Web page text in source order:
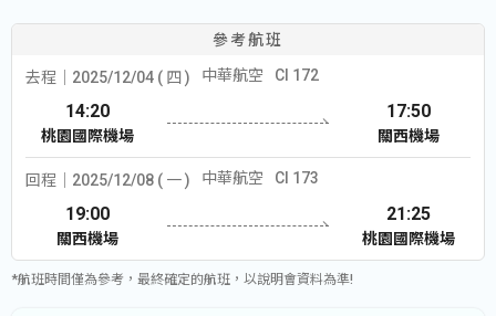
參考航班
去程│2025/12/04 ( 四 ) 中華航空 CI 172
14:20
桃園國際機場
17:50
關西機場
回程│2025/12/08 ( 一 ) 中華航空 CI 173
19:00
關西機場
21:25
桃園國際機場
*航班時間僅為參考，最終確定的航班，以說明會資料為準!